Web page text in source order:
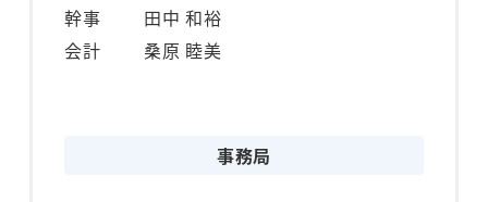
幹事
田中 和裕
会計
桑原 睦美
事務局